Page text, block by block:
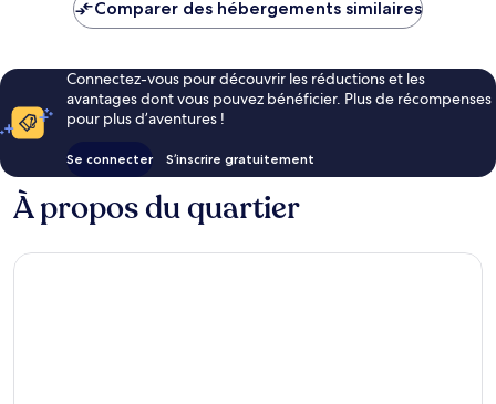
Comparer des hébergements similaires
Connectez-vous pour découvrir les réductions et les
avantages dont vous pouvez bénéficier. Plus de récompenses
pour plus d’aventures !
Se connecter S’inscrire gratuitement
À propos du quartier